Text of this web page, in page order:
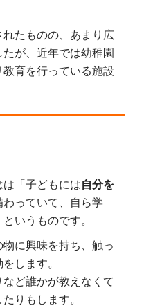
たものの、あまり広
が、近年では幼稚園
育を行っている施設
「子どもには自分を
っていて、自ら学
いうものです。
に興味を持ち、触っ
します。
ど誰かが教えなくて
りもします。